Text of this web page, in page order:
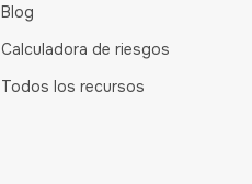
Blog
Calculadora de riesgos
Todos los recursos